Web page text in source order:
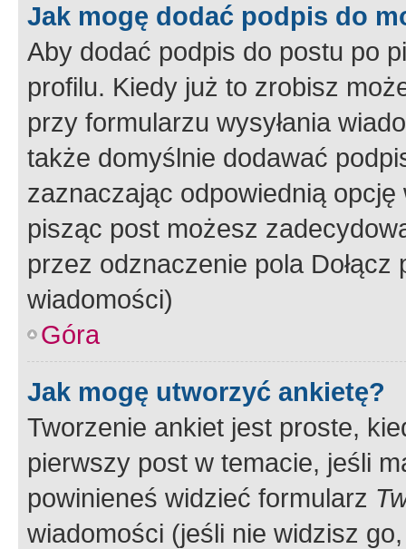
Jak mogę dodać podpis do
Aby dodać podpis do postu po
profilu. Kiedy już to zrobisz
przy formularzu wysyłania
także domyślnie dodawać
zaznaczając odpowiednią
pisząc post możesz
przez odznaczenie pola
wiadomości)
Góra
Jak mogę utworzyć ankietę?
Tworzenie ankiet jest proste,
pierwszy post w temacie, jeśli
powinieneś widzieć formularz
wiadomości (jeśli nie widzisz